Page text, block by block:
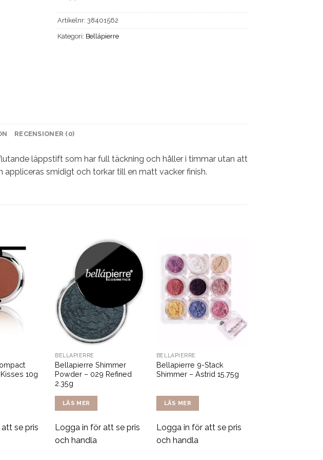
Artikelnr:38401562
Kategori: Bellápierre
RECENSIONER (0)
läppstift som har full täckning och håller i timmar utan att
smidigt och torkar till en matt vacker finish.
10g
se pris
BELLÁPIERRE
Bellapierre Shimmer
Powder – 029 Refined
2.35g
LÄS MER
Logga in för att se pris
och handla
BELLÁPIERRE
Bellapierre 9-Stack
Shimmer – Astrid 15.75g
LÄS MER
Logga in för att se pris
och handla